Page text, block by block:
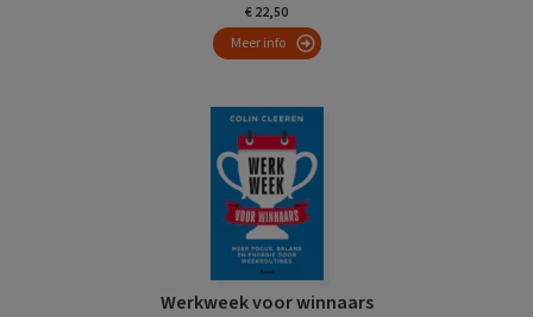
€ 22,50
Meer info
Werkweek voor winnaars